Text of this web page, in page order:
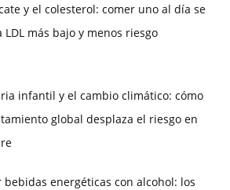
y el colesterol: comer uno al día se
LDL más bajo y menos riesgo
infantil y el cambio climático: cómo
global desplaza el riesgo en
bebidas energéticas con alcohol: los